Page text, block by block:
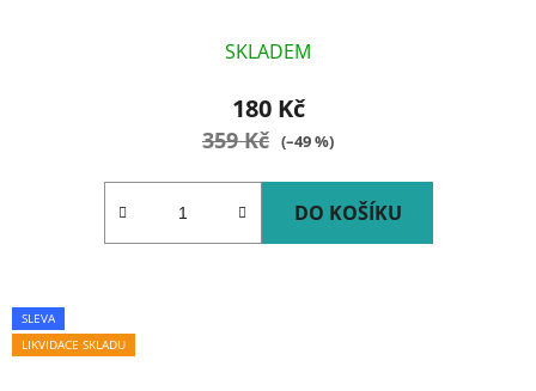
SKLADEM
180 Kč
359 Kč (–49 %)
DO KOŠÍKU
SLEVA
LIKVIDACE SKLADU